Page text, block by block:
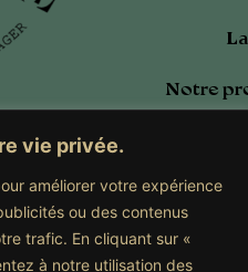
vie privée.
améliorer votre expérience
ou des contenus
trafic. En cliquant sur «
à notre utilisation des
Notre